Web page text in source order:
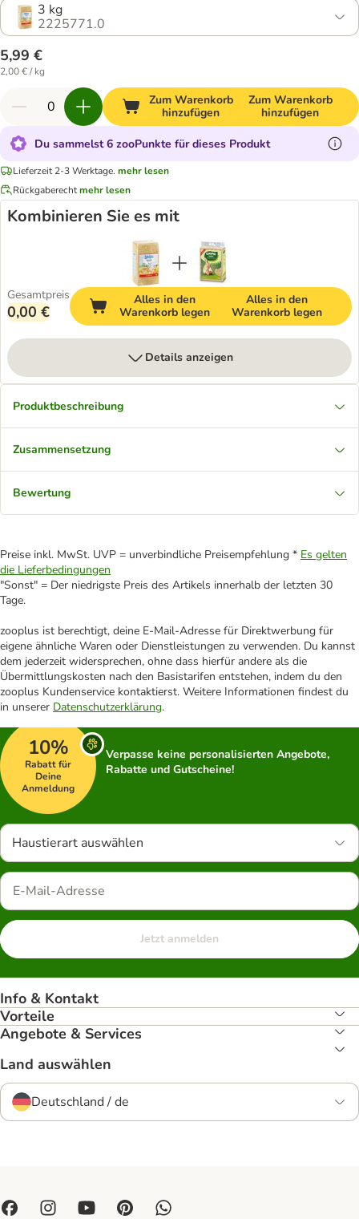
3 kg
2225771.0
5,99 €
2,00 € / kg
Zum Warenkorb
hinzufügen
Zum Warenkorb
hinzufügen
Du sammelst 6 zooPunkte für dieses Produkt
Lieferzeit 2-3 Werktage. mehr lesen
Rückgaberechtmehr lesen
Kombinieren Sie es mit
Gesamtpreis
0,00 €
Alles in den
Warenkorb legen
Alles in den
Warenkorb legen
Details anzeigen
Produktbeschreibung
Zusammensetzung
Bewertung
Preise inkl. MwSt. UVP = unverbindliche Preisempfehlung * Es gelten
die Lieferbedingungen
"Sonst" = Der niedrigste Preis des Artikels innerhalb der letzten 30
Tage.
zooplus ist berechtigt, deine E-Mail-Adresse für Direktwerbung für
eigene ähnliche Waren oder Dienstleistungen zu verwenden. Du kannst
dem jederzeit widersprechen, ohne dass hierfür andere als die
Übermittlungskosten nach den Basistarifen entstehen, indem du den
zooplus Kundenservice kontaktierst. Weitere Informationen findest du
in unserer Datenschutzerklärung.
10%
Rabatt für
Deine
Anmeldung
Verpasse keine personalisierten Angebote,
Rabatte und Gutscheine!
Haustierart auswählen
Jetzt anmelden
Info & Kontakt
Vorteile
Angebote & Services
Land auswählen
Deutschland / de